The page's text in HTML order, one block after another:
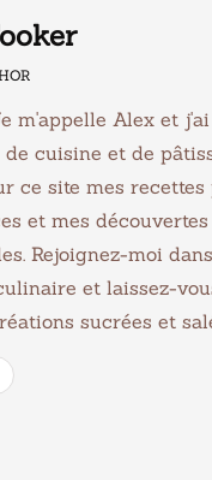
m'appelle Alex et j'ai
de cuisine et de
ce site mes recettes
et mes découvertes
Rejoignez-moi
et laissez-
sucrées et